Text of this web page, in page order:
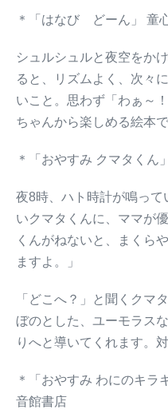
＊「はなび どーん」 童
シュルシュルと夜空をか
ると、リズムよく、次々
いこと。思わず「わぁ～
ちゃんから楽しめる絵本で
＊「おやすみ クマタくん
夜8時、ハト時計が鳴っ
いクマタくんに、ママが
くんがねないと、まくら
ますよ。」
「どこへ？」と聞くクマ
ぼのとした、ユーモラス
りへと導いてくれます。
＊「おやすみ わにのキラ
音館書店